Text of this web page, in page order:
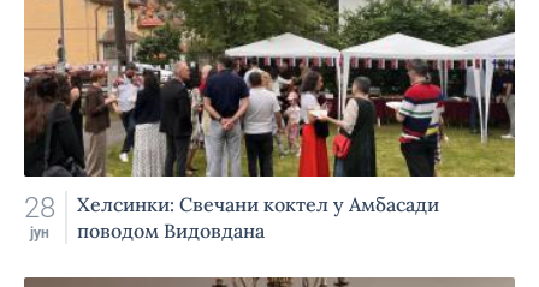
28
јун
Хелсинки: Свечани коктел у Амбасади
поводом Видовдана